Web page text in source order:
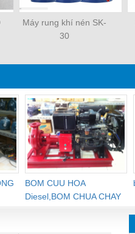
Máy rung khí nén SK-
30
BOM CUU HOA
Diesel,BOM CHUA CHAY